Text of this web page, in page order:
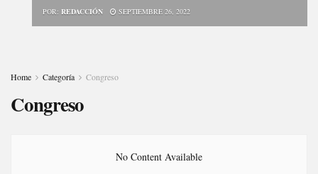
POR: REDACCIÓN SEPTIEMBRE 26, 2022
Home Categoría Congreso
Congreso
No Content Available